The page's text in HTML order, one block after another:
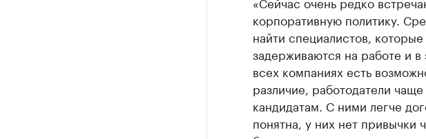
корпоративную политику.
найти специалистов,
задерживаются на работе и
всех компаниях есть
различие, работодатели
кандидатам. С ними легче
понятна, у них нет привычки